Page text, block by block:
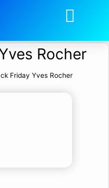
Rocher
Friday Yves Rocher